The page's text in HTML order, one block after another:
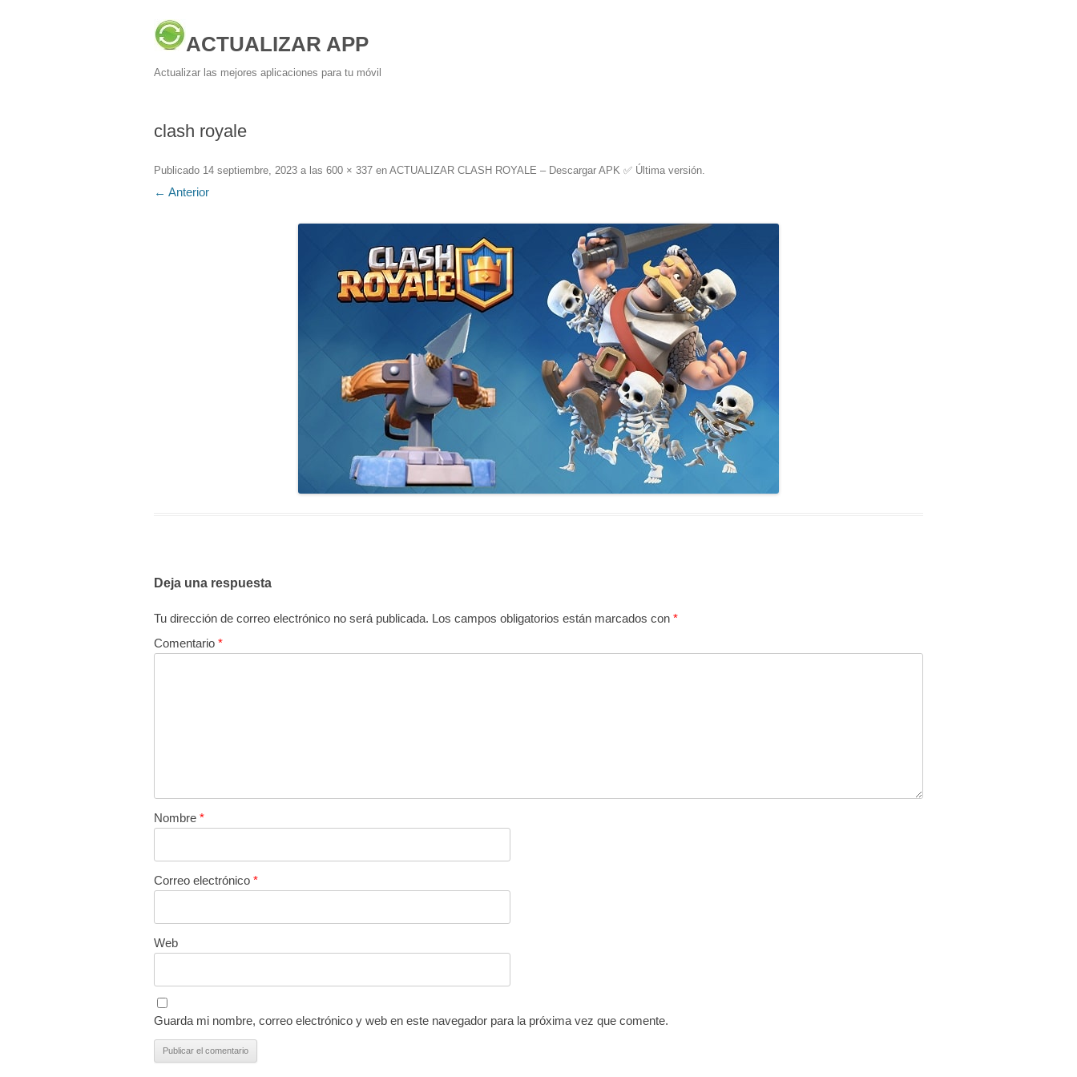
ACTUALIZAR APP
Actualizar las mejores aplicaciones para tu móvil
clash royale
Publicado 14 septiembre, 2023 a las 600 × 337 en ACTUALIZAR CLASH ROYALE – Descargar APK ✅️ Última versión.
← Anterior
Deja una respuesta
Tu dirección de correo electrónico no será publicada. Los campos obligatorios están marcados con *
Comentario *
Nombre *
Correo electrónico *
Web
Guarda mi nombre, correo electrónico y web en este navegador para la próxima vez que comente.